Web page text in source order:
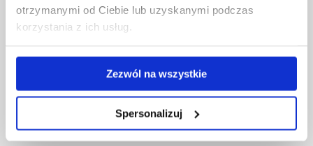
otrzymanymi od Ciebie lub uzyskanymi podczas
korzystania z ich usług.
Zezwól na wszystkie
Spersonalizuj
Pomiń
nawigację
przejdź
Polityka prywatności
Mapa serwisu
Wydawnictwo
Studia podyplomowe